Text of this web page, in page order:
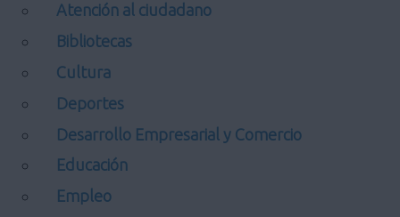
Atención al ciudadano
Bibliotecas
Cultura
Deportes
Desarrollo Empresarial y Comercio
Educación
Empleo